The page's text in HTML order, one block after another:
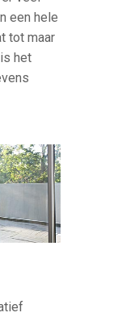
een hele
tot maar
het